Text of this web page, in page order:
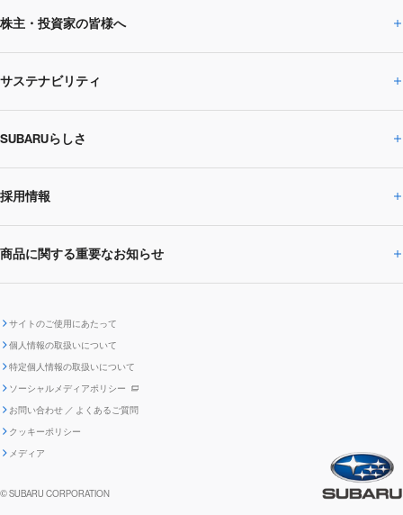
SUBARUのありたい姿
SUBARU 2025方針
事業所・関係会社
ニュースルームトップ
ニュースリリース
閉じる
株主・投資家の皆様へ
株主・投資家の皆様へトップ
企業・経営
IRライブラリー
株主・投資家サポート
IRカレンダー
ディスクロージャー
ポリシー
サステナビリティ
サステナビリティトップ
CEOサステナビリティ
環境
ガバナンス
サステナビリティ関連方針・ガイ
SUBARUらしさ
SUBARUらしさトップ
SUBARUびと
SUBARUデザイン
際立たせる技術
2.環境技術
閉じる
採用情報
採用情報トップ
SUBARU Lab採用（中途）
販売会社グループ採用
高校生採用
商品に関する重要なお知らせ
SUBARU ハイブリッド車 レスキュ
ー時の取扱い
自動車リサイクル
SUBARUのロゴ・標章を不正使用
した模倣品にご注意ください
サイトのご使用にあたって
個人情報の取扱いについて
特定個人情報の取扱いについて
ソーシャルメディアポリシー
お問い合わせ ／ よくあるご質問
クッキーポリシー
メディア
© SUBARU CORPORATION